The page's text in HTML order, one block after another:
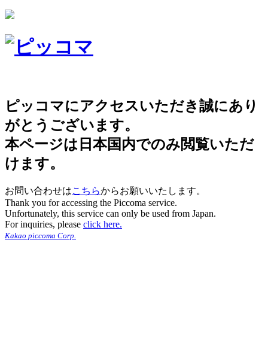
ピッコマにアクセスいただき誠にあり
がとうございます。
本ページは日本国内でのみ閲覧いただ
けます。
お問い合わせはこちらからお願いいたします。
Thank you for accessing the Piccoma service.
Unfortunately, this service can only be used from Japan.
For inquiries, please click here.
Kakao piccoma Corp.